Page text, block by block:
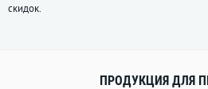
скидок.
ПРОДУКЦИЯ ДЛЯ